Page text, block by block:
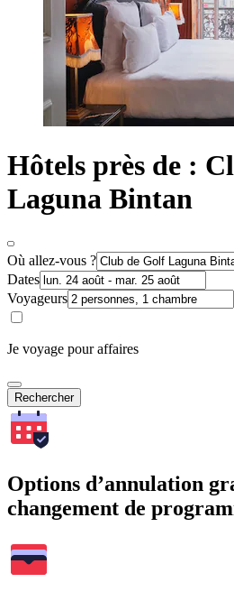
Hôtels près de :
Laguna Bintan
Où allez-vous ?
Dates
Voyageurs
Je voyage pour affaires
Rechercher
Options d’annulation
changement de